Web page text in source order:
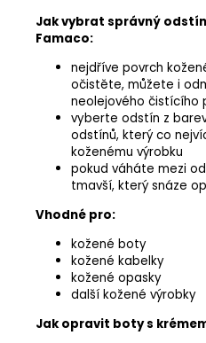
Jak vybrat správný
Famaco:
nejdříve povrch
očistěte, můžete i
neolejového čistícího
vyberte odstín z
odstínů, který co
koženému výrobku
pokud váháte mezi
tmavší, který snáze
Vhodné pro:
kožené boty
kožené kabelky
kožené opasky
další kožené výrobky
Jak opravit boty s